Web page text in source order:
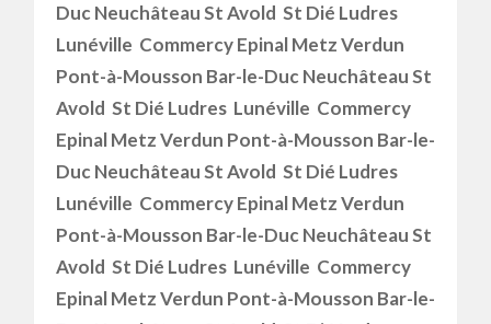
Duc Neuchâteau St Avold St Dié Ludres
Lunéville Commercy Epinal Metz Verdun
Pont-à-Mousson Bar-le-Duc Neuchâteau St
Avold St Dié Ludres Lunéville Commercy
Epinal Metz Verdun Pont-à-Mousson Bar-le-
Duc Neuchâteau St Avold St Dié Ludres
Lunéville Commercy Epinal Metz Verdun
Pont-à-Mousson Bar-le-Duc Neuchâteau St
Avold St Dié Ludres Lunéville Commercy
Epinal Metz Verdun Pont-à-Mousson Bar-le-